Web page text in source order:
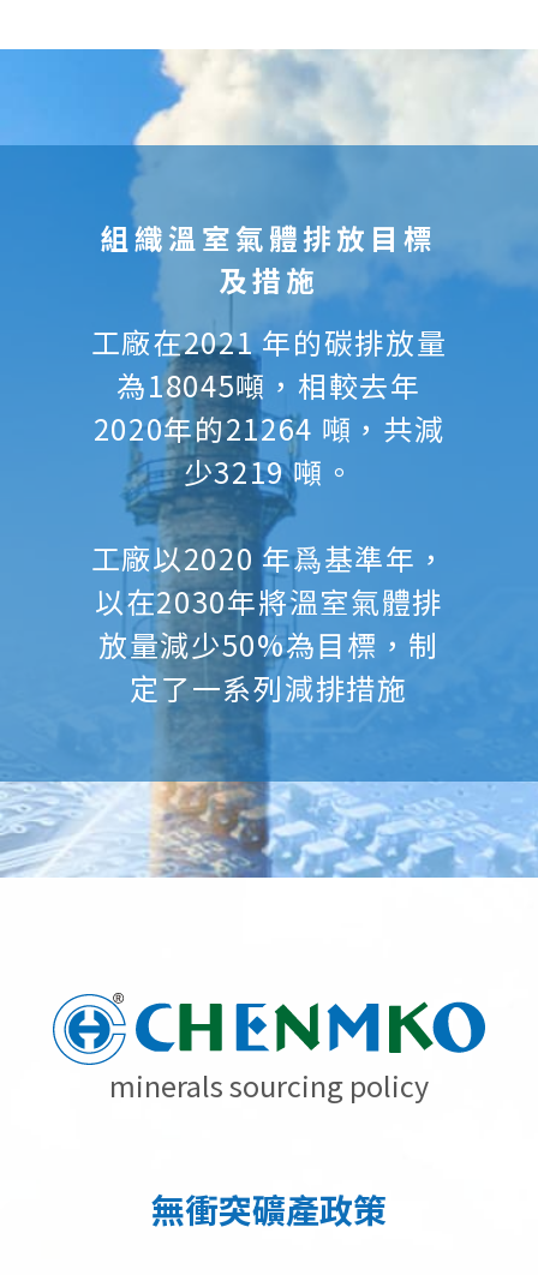
組織溫室氣體排放目標
及措施
工廠在2021 年的碳排放量
為18045噸，相較去年
2020年的21264 噸，共減
少3219 噸。
工廠以2020 年爲基準年，
以在2030年將溫室氣體排
放量減少50%為目標，制
定了一系列減排措施
minerals sourcing policy
無衝突礦產政策